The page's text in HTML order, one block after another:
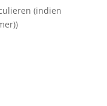
(indien